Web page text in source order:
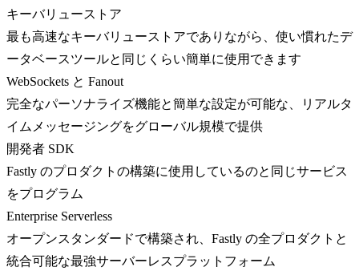
キーバリューストア
最も高速なキーバリューストアでありながら、使い慣れたデ
ータベースツールと同じくらい簡単に使用できます
WebSockets と Fanout
完全なパーソナライズ機能と簡単な設定が可能な、リアルタ
イムメッセージングをグローバル規模で提供
開発者 SDK
Fastly のプロダクトの構築に使用しているのと同じサービス
をプログラム
Enterprise Serverless
オープンスタンダードで構築され、Fastly の全プロダクトと
統合可能な最強サーバーレスプラットフォーム